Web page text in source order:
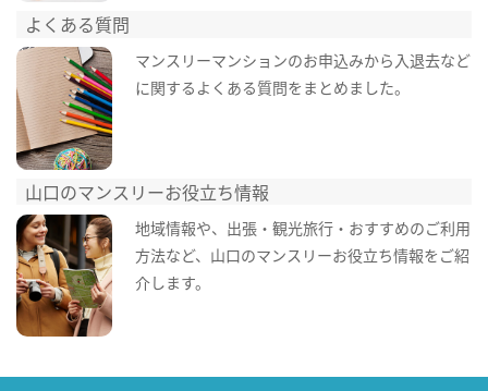
よくある質問
マンスリーマンションのお申込みから入退去など
に関するよくある質問をまとめました。
山口のマンスリーお役立ち情報
地域情報や、出張・観光旅行・おすすめのご利用
方法など、山口のマンスリーお役立ち情報をご紹
介します。